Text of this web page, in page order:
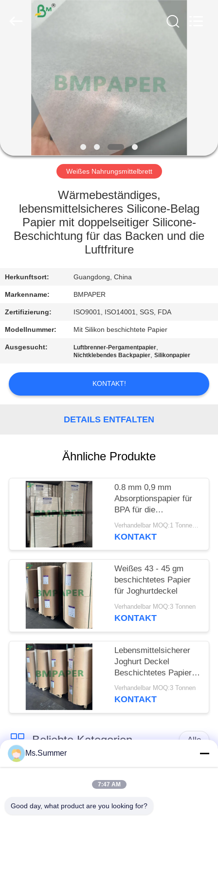
PRODUKTE
ÜBER
FABRIK-
AUSFLUG
QUALITÄTSKONTROLLE
TRETEN
UNS
IN
VERBINDUNG
NACHRICHTEN
FÄLLE
Weißes Nahrungsmittelbrett
Wärmebeständiges,
lebensmittelsicheres Silicone-Belag
Papier mit doppelseitiger Silicone-
Beschichtung für das Backen und die
Luftfriture
Herkunftsort: Guangdong, China
Markenname: BMPAPER
Zertifizierung: ISO9001, ISO14001, SGS, FDA
Modellnummer: Mit Silikon beschichtete Papier
Ausgesucht: Luftbrenner-Pergamentpapier,
Nichtklebendes Backpapier,Silikonpapier
KONTAKT!
DETAILS ENTFALTEN
Ähnliche Produkte
0.8 mm 0,9 mm
Absorptionspapier für
BPA für die
Gastronomie - 700 x
1000 mm frei
Verhandelbar MOQ:1 Tonne für gemeinsame Größe und 10 Tonnen für die besondere Größe
KONTAKT
Weißes 43 - 45 gm
beschichtetes Papier
für Joghurtdeckel
Verhandelbar MOQ:3 Tonnen
KONTAKT
Lebensmittelsicherer
Joghurt Deckel
Beschichtetes Papier
43 / 45gsm Anti-Krack
Bleichkraft
Verhandelbar MOQ:3 Tonnen
KONTAKT
Beliebte Kategorien Alle
Kraftpapierrolle
Ms.Summer
7:47 AM
Good day, what product are you looking for?